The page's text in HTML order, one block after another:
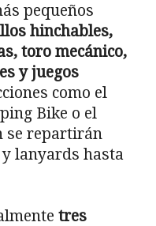
pequeños
hinchables,
toro mecánico,
y juegos
como el
Bike o el
se repartirán
lanyards hasta
tres